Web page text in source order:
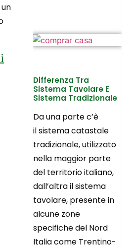
Differenza Tra
Sistema Tavolare E
Sistema Tradizionale
Da una parte c’è
il sistema catastale
tradizionale, utilizzato
nella maggior parte
del territorio italiano,
dall’altra il sistema
tavolare, presente in
alcune zone
specifiche del Nord
Italia come Trentino-